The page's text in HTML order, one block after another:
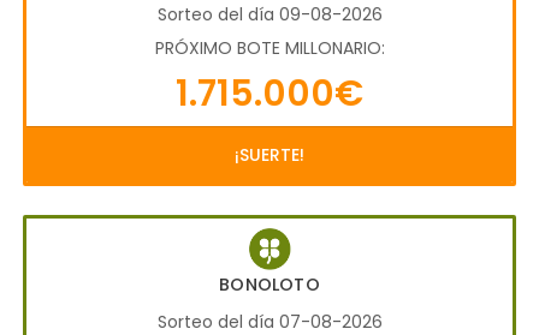
Sorteo del día 09-08-2026
PRÓXIMO BOTE MILLONARIO:
1.715.000€
¡SUERTE!
BONOLOTO
Sorteo del día 07-08-2026